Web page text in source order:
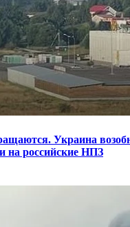
Украина
на российские НПЗ